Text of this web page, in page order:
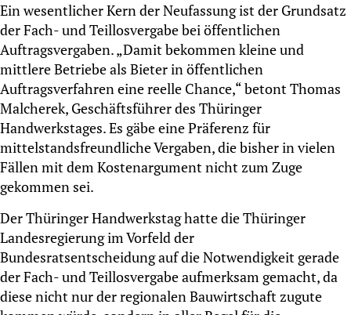
Ein wesentlicher Kern der Neufassung ist der Grundsatz
der Fach- und Teillosvergabe bei öffentlichen
Auftragsvergaben. „Damit bekommen kleine und
mittlere Betriebe als Bieter in öffentlichen
Auftragsverfahren eine reelle Chance,“ betont Thomas
Malcherek, Geschäftsführer des Thüringer
Handwerkstages. Es gäbe eine Präferenz für
mittelstandsfreundliche Vergaben, die bisher in vielen
Fällen mit dem Kostenargument nicht zum Zuge
gekommen sei.
Der Thüringer Handwerkstag hatte die Thüringer
Landesregierung im Vorfeld der
Bundesratsentscheidung auf die Notwendigkeit gerade
der Fach- und Teillosvergabe aufmerksam gemacht, da
diese nicht nur der regionalen Bauwirtschaft zugute